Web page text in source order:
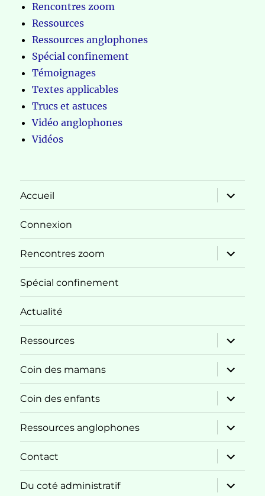
Rencontres zoom
Ressources
Ressources anglophones
Spécial confinement
Témoignages
Textes applicables
Trucs et astuces
Vidéo anglophones
Vidéos
Accueil
ouvrir
le
sous-
Connexion
Rencontres zoom
ouvrir
le
sous-
Spécial confinement
Actualité
Ressources
ouvrir
le
sous-
menu
Coin des mamans
ouvrir
le
sous-
menu
Coin des enfants
ouvrir
le
sous-
menu
Ressources anglophones
ouvrir
le
sous-
menu
Contact
ouvrir
le
sous-
menu
Du coté administratif
ouvrir
le